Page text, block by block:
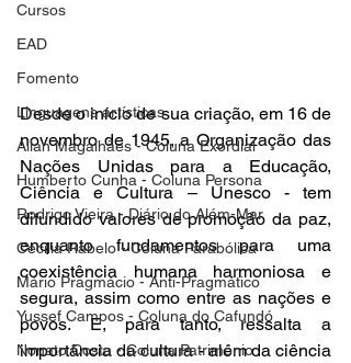
Cursos
EAD
Fomento
Linguagens artísticas
Allan Magalhães - Coluna Exordial
Humberto Cunha - Coluna Persona
Rodrigo Vieira - Diário do Além-Mar
Cecilia Rabelo - Coluna Parabólica
Mário Pragmácio - Anti-Pragmático
Yussef Campos - Coluna do Cafundó
Nonato Costa - Coluna Patrimônio
Desde o início de sua criação, em 16 de
novembro de 1945, a Organização das
Nações Unidas para a Educação,
Ciência e Cultura – Unesco - tem
difundido valores de promoção da paz,
enquanto fundamentos para uma
coexistência humana harmoniosa e
segura, assim como entre as nações e
povos. E, para tanto, ressalta a
importância da cultura - além da ciência